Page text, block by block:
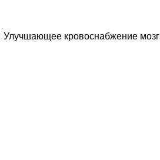
Улучшающее кровоснабжение